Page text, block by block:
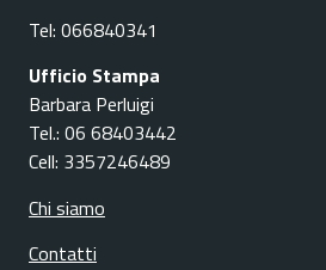
Tel: 066840341
Ufficio Stampa
Barbara Perluigi
Tel.: 06 68403442
Cell: 3357246489
Chi siamo
Contatti